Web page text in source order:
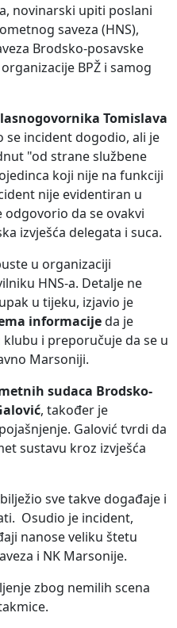
novinarski upiti poslani
saveza (HNS),
Brodsko-posavske
BPŽ i samog
Tomislava
se incident dogodio, ali je
"od strane službene
koji nije na funkciji
nije evidentiran u
odgovorio da se ovakvi
izvješća delegata i suca.
u organizaciji
HNS-a. Detalje ne
u tijeku, izjavio je
informacijeda je
i preporučuje da se u
Marsoniji.
sudaca Brodsko-
, također je
Galović tvrdi da
sustavu kroz izvješća
sve takve događaje i
Osudio je incident,
nanose veliku štetu
i NK Marsonije.
zbog nemilih scena